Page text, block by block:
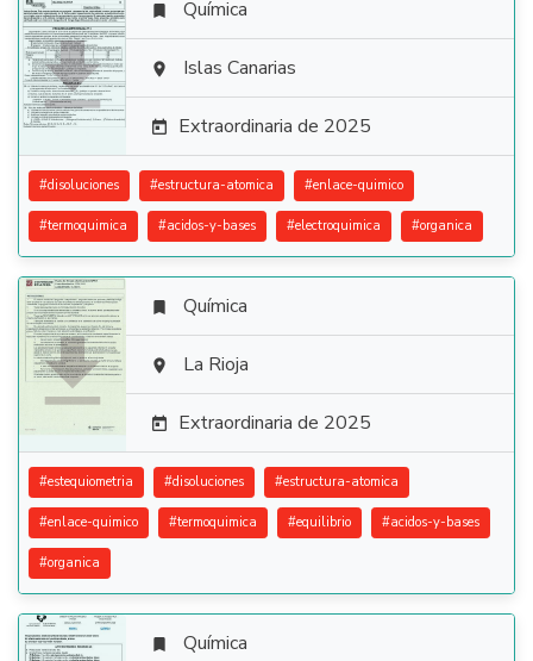

 Química
 Islas Canarias
 Extraordinaria de 2025
#disoluciones #estructura-atomica #enlace-quimico
#termoquimica #acidos-y-bases #electroquimica #organica

 Química
 La Rioja
 Extraordinaria de 2025
#estequiometria #disoluciones #estructura-atomica
#enlace-quimico #termoquimica #equilibrio #acidos-y-bases
#organica
 Química